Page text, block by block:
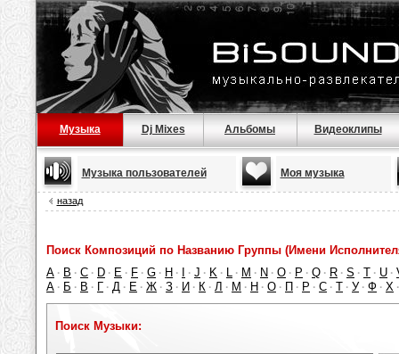
Музыка Dj Mixes Альбомы Видеоклипы
Музыка пользователей Моя музыка
назад
Поиск Композиций по Названию Группы (Имени
A · B · C · D · E · F · G · H · · J · K · L · M · N · O · P · Q · R · S · T · U ·
А · Б · В · Г · Д · Е · Ж · З · И · К · Л · М · Н · О · П · Р · С · Т · У · Ф · Х
Поиск Музыки: